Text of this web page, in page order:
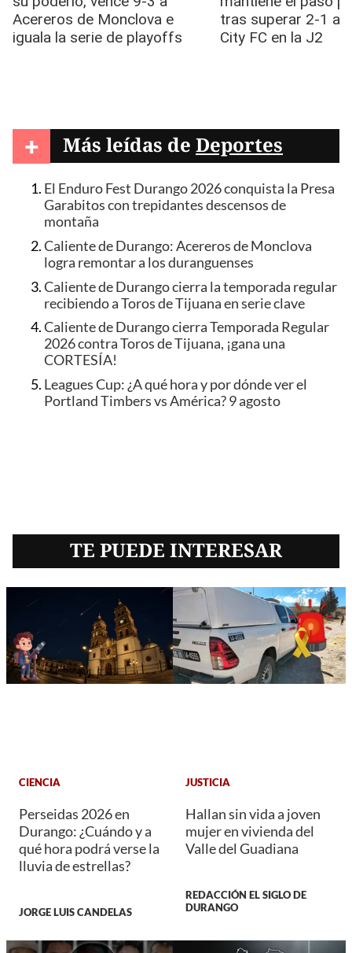
+ Más leídas de Deportes
El Enduro Fest Durango 2026 conquista la Presa
Garabitos con trepidantes descensos de
montaña
Caliente de Durango: Acereros de Monclova
logra remontar a los duranguenses
Caliente de Durango cierra la temporada regular
recibiendo a Toros de Tijuana en serie clave
Caliente de Durango cierra Temporada Regular
2026 contra Toros de Tijuana, ¡gana una
CORTESÍA!
Leagues Cup: ¿A qué hora y por dónde ver el
Portland Timbers vs América? 9 agosto
TE PUEDE INTERESAR
CIENCIA
Perseidas 2026 en
Durango: ¿Cuándo y a
qué hora podrá verse la
lluvia de estrellas?
JORGE LUIS CANDELAS
JUSTICIA
Hallan sin vida a joven
mujer en vivienda del
Valle del Guadiana
REDACCIÓN EL SIGLO DE
DURANGO